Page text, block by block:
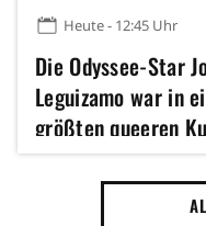
Heute - 12:45 Uhr
Die Odyssee-Star
Leguizamo war in
größten queeren
sehen – ihr könnt
streamen